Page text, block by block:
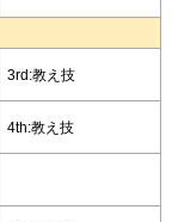
3rd:教え技
4th:教え技